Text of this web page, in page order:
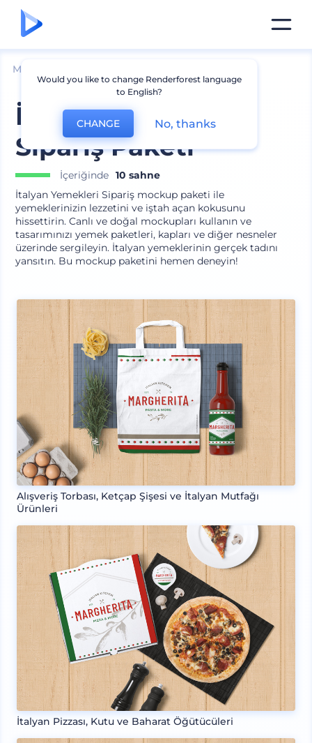
Mockuplar
İtalyan Yemekleri
Sipariş Paketi
İçeriğinde 10 sahne
İtalyan Yemekleri Sipariş mockup paketi ile
yemeklerinizin lezzetini ve iştah açan kokusunu
hissettirin. Canlı ve doğal mockupları kullanın ve
tasarımınızı yemek paketleri, kapları ve diğer nesneler
üzerinde sergileyin. İtalyan yemeklerinin gerçek tadını
yansıtın. Bu mockup paketini hemen deneyin!
Alışveriş Torbası, Ketçap Şişesi ve İtalyan Mutfağı
Ürünleri
İtalyan Pizzası, Kutu ve Baharat Öğütücüleri
Would you like to change Renderforest language
to English?
CHANGE No, thanks